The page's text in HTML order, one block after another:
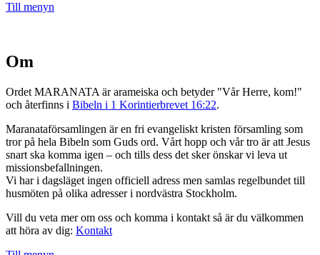
Till menyn
Om
Ordet MARANATA är arameiska och betyder "Vår Herre, kom!"
och återfinns i Bibeln i 1 Korintierbrevet 16:22.
Maranataförsamlingen är en fri evangeliskt kristen församling som
tror på hela Bibeln som Guds ord. Vårt hopp och vår tro är att Jesus
snart ska komma igen – och tills dess det sker önskar vi leva ut
missionsbefallningen.
Vi har i dagsläget ingen officiell adress men samlas regelbundet till
husmöten på olika adresser i nordvästra Stockholm.
Vill du veta mer om oss och komma i kontakt så är du välkommen
att höra av dig: Kontakt